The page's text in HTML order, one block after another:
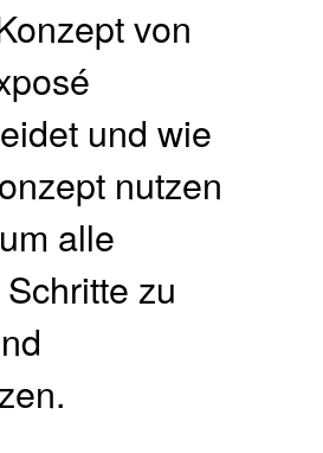
von
und wie
nutzen
alle
zu